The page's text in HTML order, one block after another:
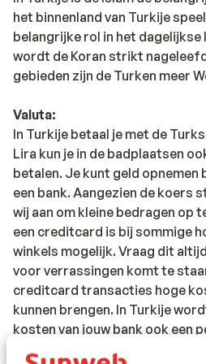
het binnenland van Turkije
belangrijke rol in het dagelijkse
wordt de Koran strikt
gebieden zijn de Turken meer
Valuta:
In Turkije betaal je met de
Lira kun je in de badplaatsen
betalen. Je kunt geld opnemen
een bank. Aangezien de koers
wij aan om kleine bedragen op
een creditcard is bij sommige
winkels mogelijk. Vraag dit
voor verrassingen komt te
creditcard transacties hoge
kunnen brengen. In Turkije
kosten van jouw bank ook een